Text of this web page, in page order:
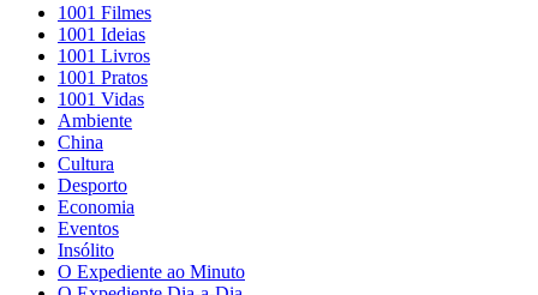
1001 Filmes
1001 Ideias
1001 Livros
1001 Pratos
1001 Vidas
Ambiente
China
Cultura
Desporto
Economia
Eventos
Insólito
O Expediente ao Minuto